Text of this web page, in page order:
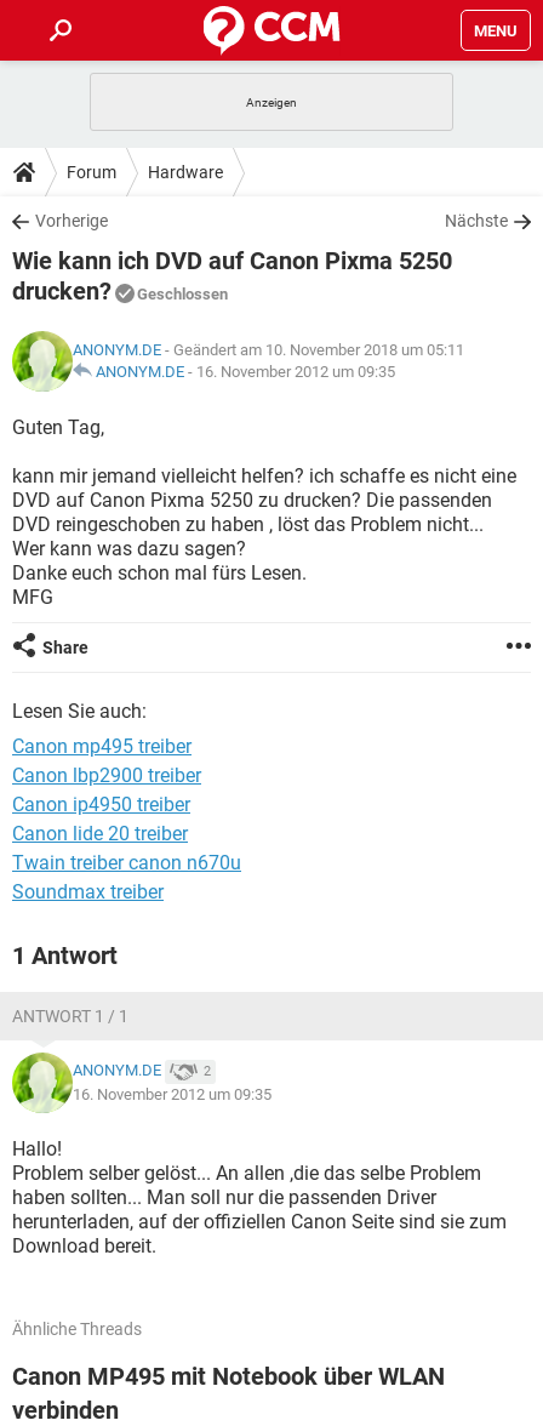
MENU
ANDROID
WINDOWS 10
WHATSAPP TIKTOK
FACEBOOK
TIPPS & TRICKS
SPIELE
WINDOWS 10
FACEBOOK HARDWARE
DOWNLOADS
SPIELE STREAMING
ANDROID
WINDOWS 10 INSTAGRAM
WHATSAPP
FACEBOOK
FORUM
ANDROID IOS
FACEBOOK HARDWARE
LEXIKON
SPIELE
ANDROID
WINDOWS 10 INSTAGRAM
WHATSAPP TIKTOK
FACEBOOK
Forum Hardware
Vorherige Nächste
Wie kann ich DVD auf Canon Pixma 5250
drucken?
Geschlossen
ANONYM.DE - Geändert am 10. November 2018 um 05:11
ANONYM.DE - 16. November 2012 um 09:35
Guten Tag,
kann mir jemand vielleicht helfen? ich schaffe es nicht eine
DVD auf Canon Pixma 5250 zu drucken? Die passenden
DVD reingeschoben zu haben , löst das Problem nicht...
Wer kann was dazu sagen?
Danke euch schon mal fürs Lesen.
MFG
Share
Lesen Sie auch:
Canon mp495 treiber
Canon lbp2900 treiber
Canon ip4950 treiber
Canon lide 20 treiber
Twain treiber canon n670u
Soundmax treiber
1 Antwort
ANTWORT 1 / 1
ANONYM.DE 2
16. November 2012 um 09:35
Hallo!
Problem selber gelöst... An allen ,die das selbe Problem
haben sollten... Man soll nur die passenden Driver
herunterladen, auf der offiziellen Canon Seite sind sie zum
Download bereit.
Ähnliche Threads
Canon MP495 mit Notebook über WLAN
verbinden